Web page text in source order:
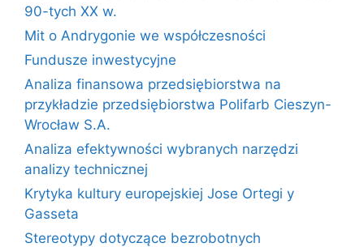
90-tych XX w.
Mit o Andrygonie we współczesności
Fundusze inwestycyjne
Analiza finansowa przedsiębiorstwa na
przykładzie przedsiębiorstwa Polifarb Cieszyn-
Wrocław S.A.
Analiza efektywności wybranych narzędzi
analizy technicznej
Krytyka kultury europejskiej Jose Ortegi y
Gasseta
Stereotypy dotyczące bezrobotnych